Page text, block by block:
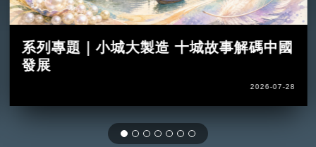
系列專題｜小城大製造 十城故事解碼中國
發展
2026-07-28